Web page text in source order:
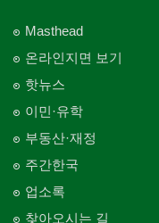
Masthead
온라인지면 보기
핫뉴스
이민·유학
부동산·재정
주간한국
업소록
찾아오시는 길